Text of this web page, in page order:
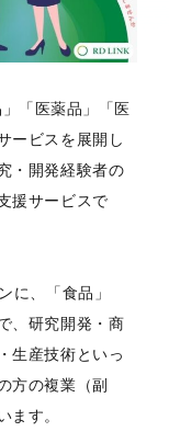
「医薬品」「医
ービスを展開し
・開発経験者の
援サービスで
に、「食品」
、研究開発・商
生産技術といっ
方の複業（副
ます。